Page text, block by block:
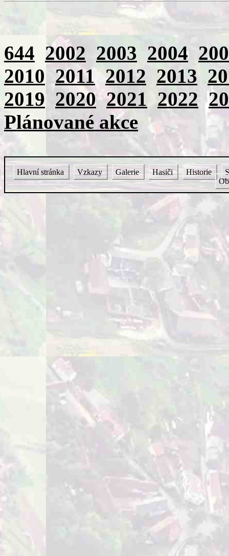
644 2002 2003 2004
2010 2011 2012 2013
2019 2020 2021 2022
Plánované akce
Hlavní stránka Vzkazy Galerie Hasiči Historie